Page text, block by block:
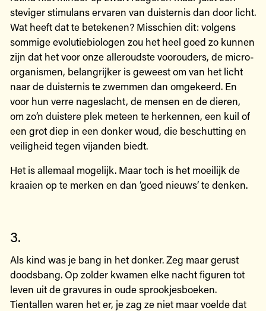
steviger stimulans ervaren van duisternis dan door licht.
Wat heeft dat te betekenen? Misschien dit: volgens
sommige evolutiebiologen zou het heel goed zo kunnen
zijn dat het voor onze alleroudste voorouders, de micro-
organismen, belangrijker is geweest om van het licht
naar de duisternis te zwemmen dan omgekeerd. En
voor hun verre nageslacht, de mensen en de dieren,
om zo’n duistere plek meteen te herkennen, een kuil of
een grot diep in een donker woud, die beschutting en
veiligheid tegen vijanden biedt.
Het is allemaal mogelijk. Maar toch is het moeilijk de
kraaien op te merken en dan ‘goed nieuws’ te denken.
3.
Als kind was je bang in het donker. Zeg maar gerust
doodsbang. Op zolder kwamen elke nacht figuren tot
leven uit de gravures in oude sprookjesboeken.
Tientallen waren het er, je zag ze niet maar voelde dat